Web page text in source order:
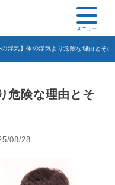
浮気】体の浮気より危険な理由とその
危険な理由とそ
08/28